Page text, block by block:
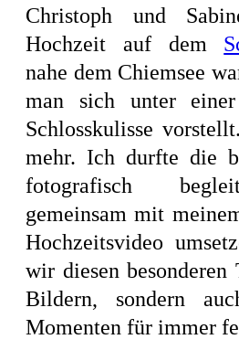
Christoph und
Hochzeit auf dem
nahe dem Chiemsee
man sich unter einer
Schlosskulisse
mehr. Ich durfte die
fotografisch
gemeinsam mit
Hochzeitsvideo
wir diesen
Bildern, sondern
Momenten für immer